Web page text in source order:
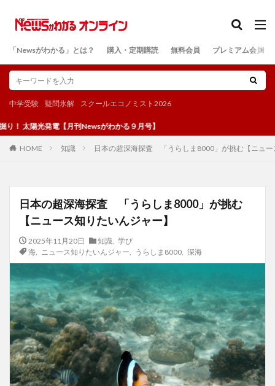
「Newsがわかる」とは？ 購入・定期購読 無料会員 プレミアム会員
中学受験 疑問氷解 スクールエコノミスト2026
発電【月刊Newsがわかる９月号】
HOME 知識 日本の超深海探査 「うらしま8000」が挑む【ニュー
日本の超深海探査 「うらしま8000」が挑む
【ニュース知りたいんジャー】
2025年11月20日 知識
学び
海, ニュース知りたいんジャー うらしま8000, 深海
検索